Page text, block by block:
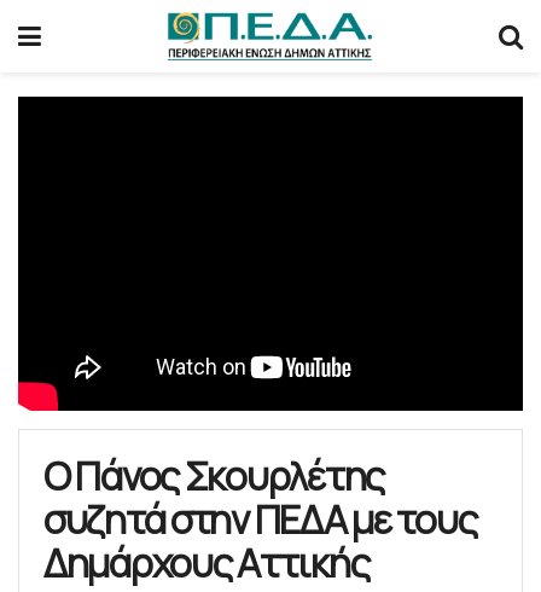
Ο Πάνος Σκουρλέτης
συζητά στην ΠΕΔΑ με τους
Δημάρχους Αττικής